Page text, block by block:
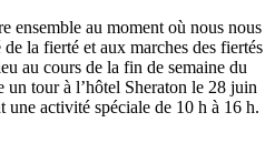
ensemble au moment où nous nous
la fierté et aux marches des fiertés
au cours de la fin de semaine du
un tour à l’hôtel Sheraton le 28 juin
activité spéciale de 10 h à 16 h.